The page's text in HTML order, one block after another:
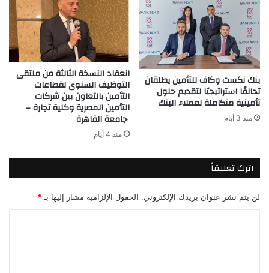
بنك نكست وكاف للتأمين يطلقان
تحالفًا استراتيجيًا لتقديم حلول
تأمينية متكاملة لعملاء البنك
منذ 3 أيام
انعقاد النسخة الثالثة من ملتقى
التوظيف السنوى لقطاعات
التأمين بالتعاون بين شركات
التأمين المصرية وكلية تجارة –
جامعة القاهرة
منذ 4 أيام
اترك تعليقاً
لن يتم نشر عنوان بريدك الإلكتروني. الحقول الإلزامية مشار إليها بـ *